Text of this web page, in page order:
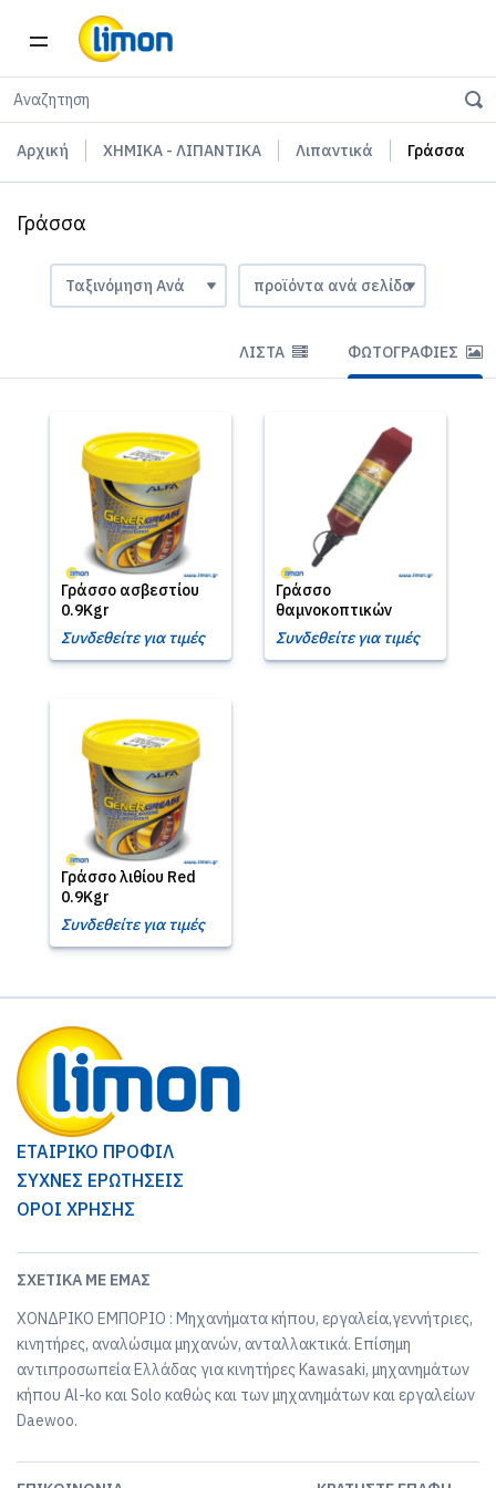
Αρχική ΧΗΜΙΚΑ - ΛΙΠΑΝΤΙΚΑ Λιπαντικά Γράσσα
Γράσσα
ΛΊΣΤΑ ΦΩΤΟΓΡΑΦΊΕΣ
Γράσσο ασβεστίου
0.9Kgr
Συνδεθείτε για τιμές
Γράσσο
θαμνοκοπτικών
Συνδεθείτε για τιμές
Γράσσο λιθίου Red
0.9Kgr
Συνδεθείτε για τιμές
ΕΤΑΙΡΙΚΟ ΠΡΟΦΙΛ
ΣΥΧΝΕΣ ΕΡΩΤΗΣΕΙΣ
ΟΡΟΙ ΧΡΗΣΗΣ
ΣΧΕΤΙΚΆ ΜΕ ΕΜΆΣ
ΧΟΝΔΡΙΚΟ ΕΜΠΟΡΙΟ : Μηχανήματα κήπου, εργαλεία,γεννήτριες,
κινητήρες, αναλώσιμα μηχανών, ανταλλακτικά. Επίσημη
αντιπροσωπεία Ελλάδας για κινητήρες Kawasaki, μηχανημάτων
κήπου Al-ko και Solo καθώς και των μηχανημάτων και εργαλείων
Daewoo.